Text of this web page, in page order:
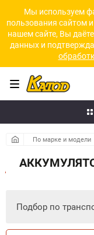
Мы используем
пользования сайтом
нашем сайте, Вы
данных и
По марке и модели
Подбор по